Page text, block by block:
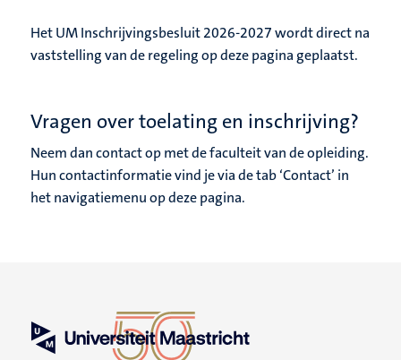
Het UM Inschrijvingsbesluit 2026-2027 wordt direct na
vaststelling van de regeling op deze pagina geplaatst.
Vragen over toelating en inschrijving?
Neem dan contact op met de faculteit van de opleiding.
Hun contactinformatie vind je via de tab ‘Contact’ in
het navigatiemenu op deze pagina.